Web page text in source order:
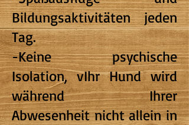
Bildungsaktivitäten jeden
Tag.
-Keine psychische
Isolation, vIhr Hund wird
während Ihrer
Abwesenheit nicht allein in